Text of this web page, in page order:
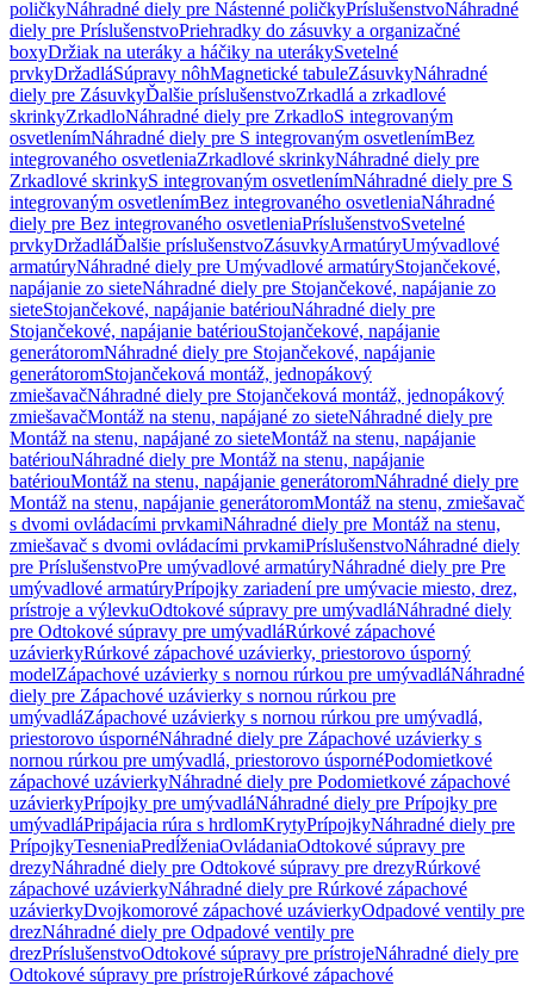
poličkyNáhradné diely pre Nástenné poličkyPríslušenstvoNáhradné
diely pre PríslušenstvoPriehradky do zásuvky a organizačné
boxyDržiak na uteráky a háčiky na uterákySvetelné
prvkyDržadláSúpravy nôhMagnetické tabuleZásuvkyNáhradné
diely pre ZásuvkyĎalšie príslušenstvoZrkadlá a zrkadlové
skrinkyZrkadloNáhradné diely pre ZrkadloS integrovaným
osvetlenímNáhradné diely pre S integrovaným osvetlenímBez
integrovaného osvetleniaZrkadlové skrinkyNáhradné diely pre
Zrkadlové skrinkyS integrovaným osvetlenímNáhradné diely pre S
integrovaným osvetlenímBez integrovaného osvetleniaNáhradné
diely pre Bez integrovaného osvetleniaPríslušenstvoSvetelné
prvkyDržadláĎalšie príslušenstvoZásuvkyArmatúryUmývadlové
armatúryNáhradné diely pre Umývadlové armatúryStojančekové,
napájanie zo sieteNáhradné diely pre Stojančekové, napájanie zo
sieteStojančekové, napájanie batériouNáhradné diely pre
Stojančekové, napájanie batériouStojančekové, napájanie
generátoromNáhradné diely pre Stojančekové, napájanie
generátoromStojančeková montáž, jednopákový
zmiešavačNáhradné diely pre Stojančeková montáž, jednopákový
zmiešavačMontáž na stenu, napájané zo sieteNáhradné diely pre
Montáž na stenu, napájané zo sieteMontáž na stenu, napájanie
batériouNáhradné diely pre Montáž na stenu, napájanie
batériouMontáž na stenu, napájanie generátoromNáhradné diely pre
Montáž na stenu, napájanie generátoromMontáž na stenu, zmiešavač
s dvomi ovládacími prvkamiNáhradné diely pre Montáž na stenu,
zmiešavač s dvomi ovládacími prvkamiPríslušenstvoNáhradné diely
pre PríslušenstvoPre umývadlové armatúryNáhradné diely pre Pre
umývadlové armatúryPrípojky zariadení pre umývacie miesto, drez,
prístroje a výlevkuOdtokové súpravy pre umývadláNáhradné diely
pre Odtokové súpravy pre umývadláRúrkové zápachové
uzávierkyRúrkové zápachové uzávierky, priestorovo úsporný
modelZápachové uzávierky s nornou rúrkou pre umývadláNáhradné
diely pre Zápachové uzávierky s nornou rúrkou pre
umývadláZápachové uzávierky s nornou rúrkou pre umývadlá,
priestorovo úspornéNáhradné diely pre Zápachové uzávierky s
nornou rúrkou pre umývadlá, priestorovo úspornéPodomietkové
zápachové uzávierkyNáhradné diely pre Podomietkové zápachové
uzávierkyPrípojky pre umývadláNáhradné diely pre Prípojky pre
umývadláPripájacia rúra s hrdlomKrytyPrípojkyNáhradné diely pre
PrípojkyTesneniaPredĺženiaOvládaniaOdtokové súpravy pre
drezyNáhradné diely pre Odtokové súpravy pre drezyRúrkové
zápachové uzávierkyNáhradné diely pre Rúrkové zápachové
uzávierkyDvojkomorové zápachové uzávierkyOdpadové ventily pre
drezNáhradné diely pre Odpadové ventily pre
drezPríslušenstvoOdtokové súpravy pre prístrojeNáhradné diely pre
Odtokové súpravy pre prístrojeRúrkové zápachové